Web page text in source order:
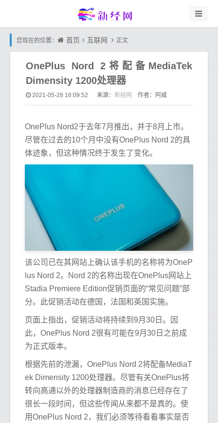
您现在的位置： 首页 互联网 正文
OnePlus Nord 2将配备MediaTek
Dimensity 1200处理器
2021-05-28 16:09:52 来源： 新经网 作者：阿威
OnePlus Nord2于去年7月推出，并于8月上市。
尽管在过去的10个月中没有OnePlus Nord 2的具
体迹象，但这种情况终于发生了变化。
该公司已在其网站上确认该手机的名称将为OneP
lus Nord 2。Nord 2的名称出现在OnePlus网站上
Stadia Premiere Edition促销页面的“常见问题”部
分。此促销活动在德国，法国和英国实施。
页面上指出，促销活动将持续到9月30日。因
此，OnePlus Nord 2很有可能在9月30日之前成
为正式版本。
根据先前的泄漏，OnePlus Nord 2将配备MediaT
ek Dimensity 1200处理器。尽管有关OnePlus将
转向高通以外的处理器制造商的消息已经存在了
很长一段时间，但这些传闻从来都不是真的。使
用OnePlus Nord 2，我们必须等待看看事实是否